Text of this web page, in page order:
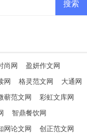
尚网
盈妍作文网
网 格灵范文网
大通网
蕲范文网
彩虹文库网
智鼎餐饮网
网论文网 创正范文网